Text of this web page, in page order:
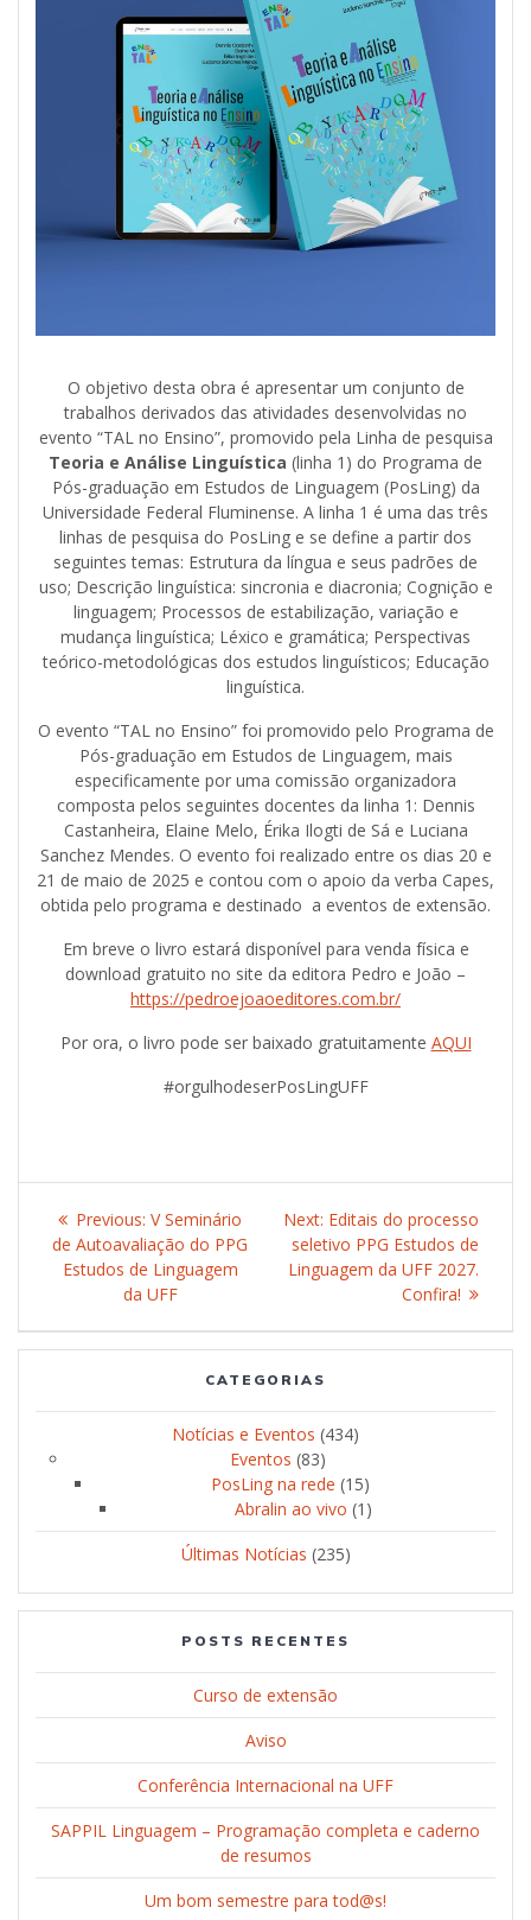
O objetivo desta obra é apresentar um conjunto de
trabalhos derivados das atividades desenvolvidas no
evento “TAL no Ensino”, promovido pela Linha de pesquisa
Teoria e Análise Linguística (linha 1) do Programa de
Pós-graduação em Estudos de Linguagem (PosLing) da
Universidade Federal Fluminense. A linha 1 é uma das três
linhas de pesquisa do PosLing e se define a partir dos
seguintes temas: Estrutura da língua e seus padrões de
uso; Descrição linguística: sincronia e diacronia; Cognição e
linguagem; Processos de estabilização, variação e
mudança linguística; Léxico e gramática; Perspectivas
teórico-metodológicas dos estudos linguísticos; Educação
linguística.
O evento “TAL no Ensino” foi promovido pelo Programa de
Pós-graduação em Estudos de Linguagem, mais
especificamente por uma comissão organizadora
composta pelos seguintes docentes da linha 1: Dennis
Castanheira, Elaine Melo, Érika Ilogti de Sá e Luciana
Sanchez Mendes. O evento foi realizado entre os dias 20 e
21 de maio de 2025 e contou com o apoio da verba Capes,
obtida pelo programa e destinado a eventos de extensão.
Em breve o livro estará disponível para venda física e
download gratuito no site da editora Pedro e João –
https://pedroejoaoeditores.com.br/
Por ora, o livro pode ser baixado gratuitamente AQUI
#orgulhodeserPosLingUFF
Post
navigation
Previous: Previous
post:
V Seminário
de Autoavaliação do PPG
Estudos de Linguagem
da UFF
Next: Next
post:
Editais do processo
seletivo PPG Estudos de
Linguagem da UFF 2027.
Confira!
CATEGORIAS
Notícias e Eventos (434)
Eventos (83)
PosLing na rede (15)
Abralin ao vivo (1)
Últimas Notícias (235)
POSTS RECENTES
Curso de extensão
Aviso
Conferência Internacional na UFF
SAPPIL Linguagem – Programação completa e caderno
de resumos
Um bom semestre para tod@s!